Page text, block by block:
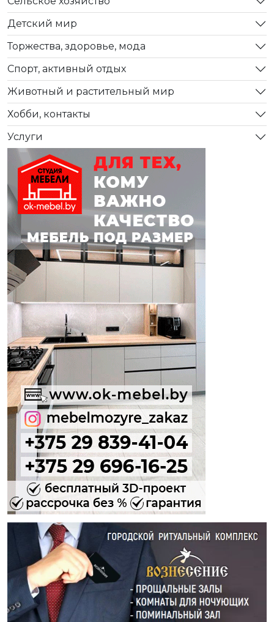
Детский мир
Торжества, здоровье, мода
Спорт, активный отдых
Животный и растительный мир
Хобби, контакты
Услуги